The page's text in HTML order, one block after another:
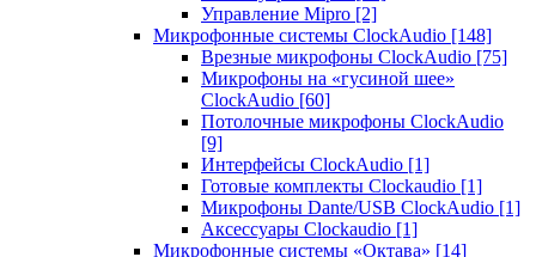
Управление Mipro [2]
Микрофонные системы ClockAudio [148]
Врезные микрофоны ClockAudio [75]
Микрофоны на «гусиной шее»
ClockAudio [60]
Потолочные микрофоны ClockAudio
[9]
Интерфейсы ClockAudio [1]
Готовые комплекты Clockaudio [1]
Микрофоны Dante/USB ClockAudio [1]
Аксессуары Clockaudio [1]
Микрофонные системы «Октава» [14]